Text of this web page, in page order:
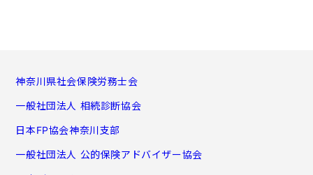
神奈川県社会保険労務士会
一般社団法人 相続診断協会
日本FP協会神奈川支部
一般社団法人 公的保険アドバイザー協会